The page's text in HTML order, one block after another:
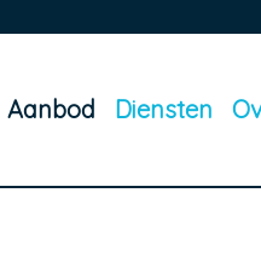
Aanbod Diensten